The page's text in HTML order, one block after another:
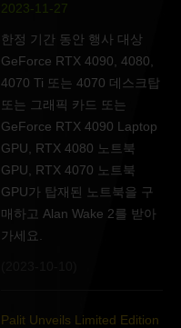
2023-11-27
한정 기간 동안 행사 대상
GeForce RTX 4090, 4080,
4070 Ti 또는 4070 데스크탑
또는 그래픽 카드 또는
GeForce RTX 4090 Laptop
GPU, RTX 4080 노트북
GPU, RTX 4070 노트북
GPU가 탑재된 노트북을 구
매하고 Alan Wake 2를 받아
가세요.
Palit Unveils Limited Edition